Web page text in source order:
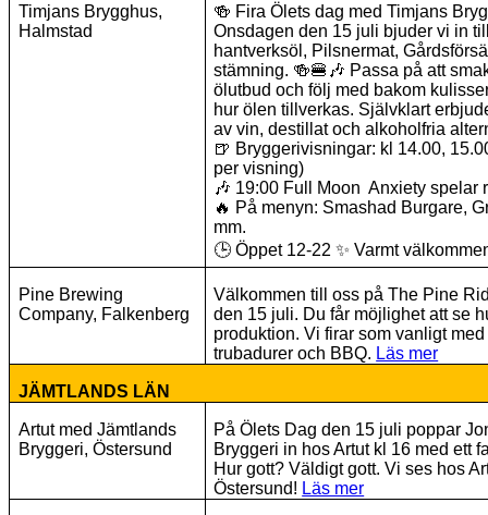
Timjans Brygghus,
Halmstad
🍻 Fira Ölets dag med Timjans
Onsdagen den 15 juli bjuder vi in
hantverksöl, Pilsnermat,
stämning. 🍻🍔🎶 Passa på att
ölutbud och följ med bakom
hur ölen tillverkas. Självklart
av vin, destillat och alkoholfria
🍺 Bryggerivisningar: kl 14.00,
per visning)
🎶 19:00 Full Moon Anxiety spelar
🔥 På menyn: Smashad Burgare,
mm.
🕒 Öppet 12-22✨ Varmt
Pine Brewing
Company, Falkenberg
Välkommen till oss på The Pine
den 15 juli. Du får möjlighet att se
produktion. Vi firar som vanligt
trubadurer och BBQ. Läs mer
JÄMTLANDS LÄN
Artut med Jämtlands
Bryggeri, Östersund
På Ölets Dag den 15 juli poppar
Bryggeri in hos Artut kl 16 med ett
Hur gott? Väldigt gott. Vi ses hos
Östersund! Läs mer